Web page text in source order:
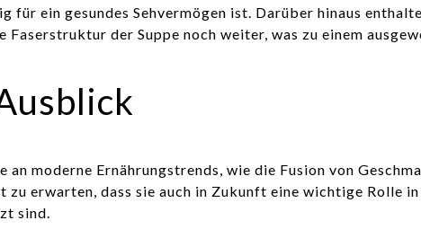
für ein gesundes Sehvermögen ist. Darüber hinaus
der Suppe noch weiter, was zu einem
moderne Ernährungstrends, wie die Fusion von
zu erwarten, dass sie auch in Zukunft eine wichtige Rolle
sind.